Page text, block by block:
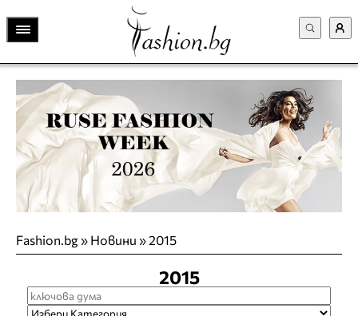
Fashion.bg» Новини »2015
2015